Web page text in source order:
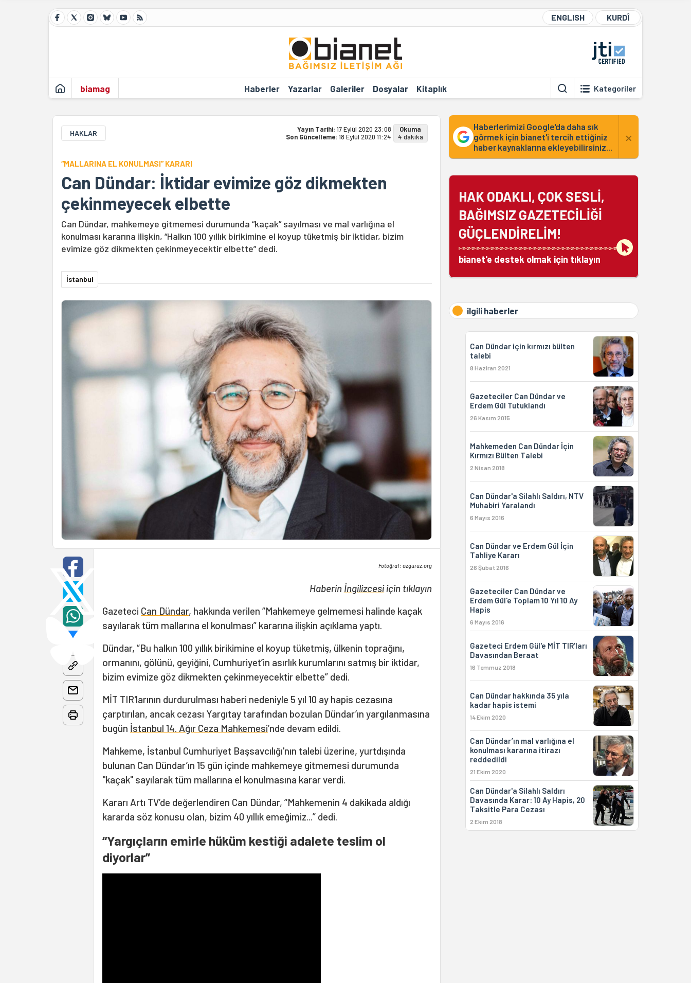
ENGLISH KURDÎ
biamag Haberler Yazarlar Galeriler Dosyalar Kitaplık Kategoriler
HAKLAR Yayın Tarihi: 17 Eylül 2020 23:08
Son Güncelleme: 18 Eylül 2020 11:24
Okuma
4 dakika
“MALLARINA EL KONULMASI” KARARI
Can Dündar: İktidar evimize göz dikmekten
çekinmeyecek elbette
Can Dündar, mahkemeye gitmemesi durumunda “kaçak” sayılması ve mal varlığına el
konulması kararına ilişkin, “Halkın 100 yıllık birikimine el koyup tüketmiş bir iktidar, bizim
evimize göz dikmekten çekinmeyecektir elbette” dedi.
İstanbul
Fotoğraf: ozguruz.org
Haberin İngilizcesiiçin tıklayın
Gazeteci Can Dündar, hakkında verilen “Mahkemeye gelmemesi halinde kaçak
sayılarak tüm mallarına el konulması” kararına ilişkin açıklama yaptı.
Dündar, “Bu halkın 100 yıllık birikimine el koyup tüketmiş, ülkenin toprağını,
ormanını, gölünü, geyiğini, Cumhuriyet’in asırlık kurumlarını satmış bir iktidar,
bizim evimize göz dikmekten çekinmeyecektir elbette” dedi.
MİT TIR'larının durdurulması haberi nedeniyle 5 yıl 10 ay hapis cezasına
çarptırılan, ancak cezası Yargıtay tarafından bozulan Dündar’ın yargılanmasına
bugün İstanbul 14. Ağır Ceza Mahkemesi’nde devam edildi.
Mahkeme, İstanbul Cumhuriyet Başsavcılığı'nın talebi üzerine, yurtdışında
bulunan Can Dündar’ın 15 gün içinde mahkemeye gitmemesi durumunda
"kaçak" sayılarak tüm mallarına el konulmasına karar verdi.
Kararı Artı TV’de değerlendiren Can Dündar, “Mahkemenin 4 dakikada aldığı
kararda söz konusu olan, bizim 40 yıllık emeğimiz...” dedi.
“Yargıçların emirle hüküm kestiği adalete teslim ol
diyorlar”
Haberlerimizi Google'da daha sık
görmek için bianet'i tercih ettiğiniz
haber kaynaklarına ekleyebilirsiniz...
×
HAK ODAKLI, ÇOK SESLİ,
BAĞIMSIZ GAZETECİLİĞİ
GÜÇLENDİRELİM!
bianet'e destek olmak için tıklayın
ilgili haberler
Can Dündar için kırmızı bülten
talebi
8 Haziran 2021
Gazeteciler Can Dündar ve
Erdem Gül Tutuklandı
26 Kasım 2015
Mahkemeden Can Dündar İçin
Kırmızı Bülten Talebi
2 Nisan 2018
Can Dündar'a Silahlı Saldırı, NTV
Muhabiri Yaralandı
6 Mayıs 2016
Can Dündar ve Erdem Gül İçin
Tahliye Kararı
26 Şubat 2016
Gazeteciler Can Dündar ve
Erdem Gül'e Toplam 10 Yıl 10 Ay
Hapis
6 Mayıs 2016
Gazeteci Erdem Gül'e MİT TIR'ları
Davasından Beraat
16 Temmuz 2018
Can Dündar hakkında 35 yıla
kadar hapis istemi
14 Ekim 2020
Can Dündar’ın mal varlığına el
konulması kararına itirazı
reddedildi
21 Ekim 2020
Can Dündar'a Silahlı Saldırı
Davasında Karar: 10 Ay Hapis, 20
Taksitle Para Cezası
2 Ekim 2018